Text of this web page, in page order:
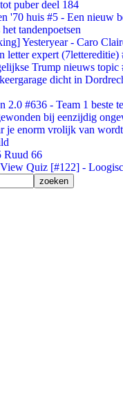
puber deel 184
'70 huis #5 - Een nieuw
tandenpoetsen
Yesteryear - Caro
letter expert (7lettereditie)
Trump nieuws topic
dicht in
2.0 #636 - Team 1 beste
bij eenzijdig
je enorm vrolijk van
Ruud 66
Quiz [#122] -